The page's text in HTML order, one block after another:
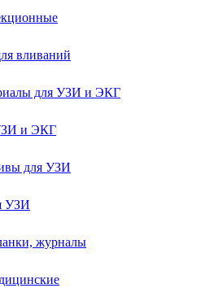
вливаний
для УЗИ и ЭКГ
и ЭКГ
для УЗИ
УЗИ
журналы